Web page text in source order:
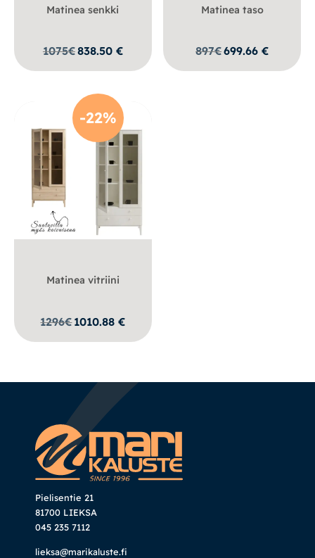
Matinea senkki
1075€838.50 €
Matinea taso
897€699.66€
-22%
Matinea vitriini
1296€1010.88€
Pielisentie 21
81700 LIEKSA
045 235 7112
lieksa@marikaluste.fi